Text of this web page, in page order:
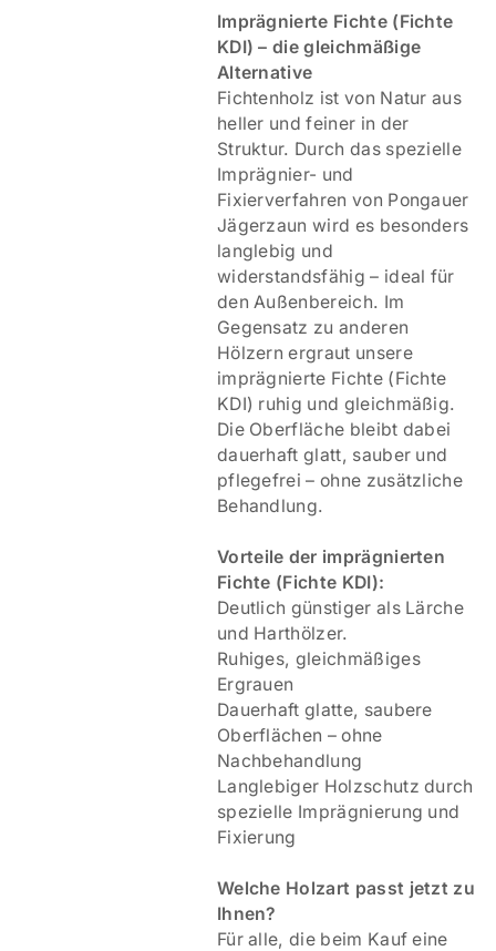
Imprägnierte Fichte (Fichte
KDI) – die gleichmäßige
Alternative
Fichtenholz ist von Natur aus
heller und feiner in der
Struktur. Durch das spezielle
Imprägnier- und
Fixierverfahren von Pongauer
Jägerzaun wird es besonders
langlebig und
widerstandsfähig – ideal für
den Außenbereich. Im
Gegensatz zu anderen
Hölzern ergraut unsere
imprägnierte Fichte (Fichte
KDI) ruhig und gleichmäßig.
Die Oberfläche bleibt dabei
dauerhaft glatt, sauber und
pflegefrei – ohne zusätzliche
Behandlung.
Vorteile der imprägnierten
Fichte (Fichte KDI):
Deutlich günstiger als Lärche
und Harthölzer.
Ruhiges, gleichmäßiges
Ergrauen
Dauerhaft glatte, saubere
Oberflächen – ohne
Nachbehandlung
Langlebiger Holzschutz durch
spezielle Imprägnierung und
Fixierung
Welche Holzart passt jetzt zu
Ihnen?
Für alle, die beim Kauf eine